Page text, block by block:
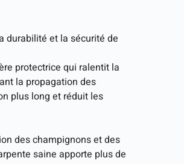
durabilité et la sécurité de
protectrice qui ralentit la
la propagation des
plus long et réduit les
des champignons et des
saine apporte plus de